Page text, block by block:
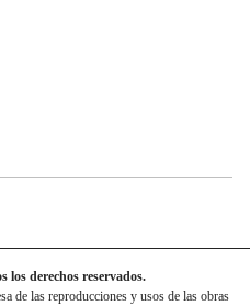
derechos reservados.
de las reproducciones y usos de las obras